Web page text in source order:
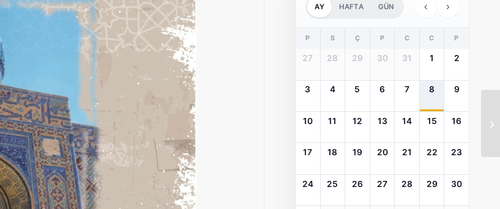
AY HAFTA GÜN ‹ ›
P S Ç P C C P
27 28 29 30 31 1 2
3 4 5 6 7 8 9
10 11 12 13 14 15 16
17 18 19 20 21 22 23
24 25 26 27 28 29 30